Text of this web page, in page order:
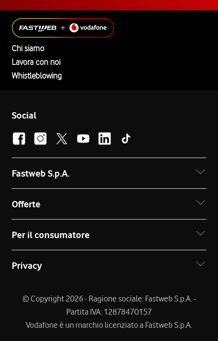
Chi siamo
Lavora con noi
Whistleblowing
Social
Fastweb S.p.A.
Offerte
Per il consumatore
Privacy
© Copyright 2026 - Ragione sociale: Fastweb S.p.A. -
Partita IVA: 12878470157
Vodafone è un marchio licenziato a Fastweb S.p.A.